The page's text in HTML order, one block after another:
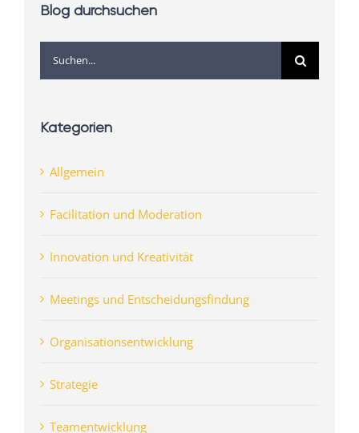
Blog durchsuchen
Suche
nach:
Kategorien
Allgemein
Facilitation und Moderation
Innovation und Kreativität
Meetings und Entscheidungsfindung
Organisationsentwicklung
Strategie
Teamentwicklung